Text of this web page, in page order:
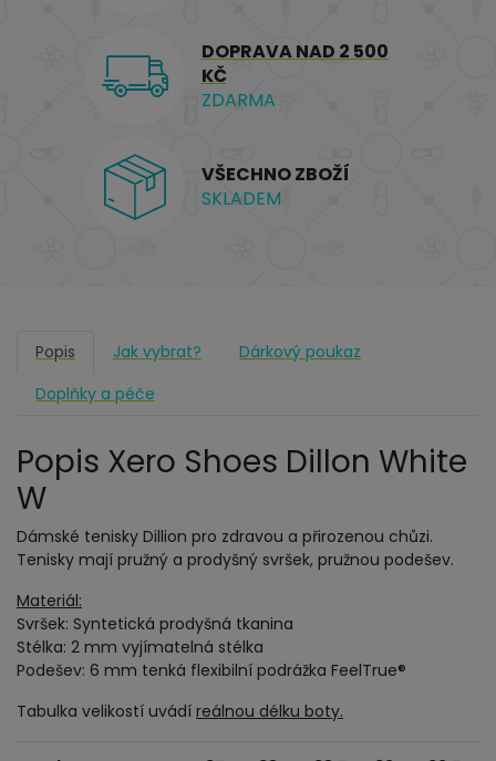
DOPRAVA NAD 2 500
KČ
ZDARMA
VŠECHNO ZBOŽÍ
SKLADEM
Popis Jak vybrat?
Dárkový poukaz
Doplňky a péče
Popis Xero Shoes Dillon White
W
Dámské tenisky Dillion pro zdravou a přirozenou chůzi.
Tenisky mají pružný a prodyšný svršek, pružnou podešev.
Materiál:
Svršek: Syntetická prodyšná tkanina
Stélka: 2 mm vyjímatelná stélka
Podešev: 6 mm tenká flexibilní podrážka FeelTrue®
Tabulka velikostí uvádí reálnou délku boty.